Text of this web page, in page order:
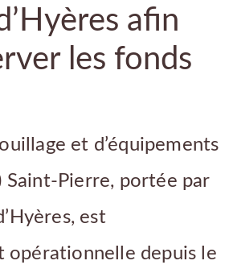
afin
les fonds
et d’équipements
Saint-Pierre, portée par
est
opérationnelle depuis le